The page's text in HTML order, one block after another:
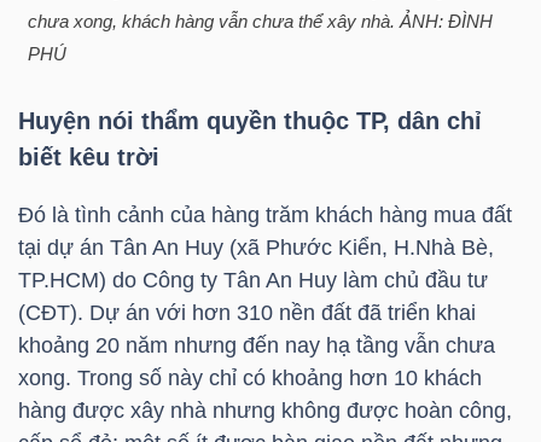
chưa xong, khách hàng vẫn chưa thể xây nhà. ẢNH: ĐÌNH
PHÚ
Huyện nói thẩm quyền thuộc TP, dân chỉ
biết kêu trời
Đó là tình cảnh của hàng trăm khách hàng mua đất
tại dự án Tân An Huy (xã Phước Kiển, H.Nhà Bè,
TP.HCM) do Công ty Tân An Huy làm chủ đầu tư
(CĐT). Dự án với hơn 310 nền đất đã triển khai
khoảng 20 năm nhưng đến nay hạ tầng vẫn chưa
xong. Trong số này chỉ có khoảng hơn 10 khách
hàng được xây nhà nhưng không được hoàn công,
THẾ
GIỚI
ĐÔNG